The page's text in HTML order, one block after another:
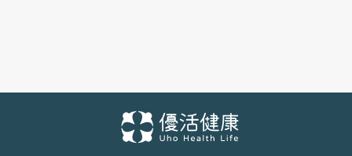
廖珮宏博士主導設計，並與 健康公式公司（healthi 健康式）產學合
作提供相關高蛋白飲品與營養衛教資源。 研究自 2024 年 11 月展